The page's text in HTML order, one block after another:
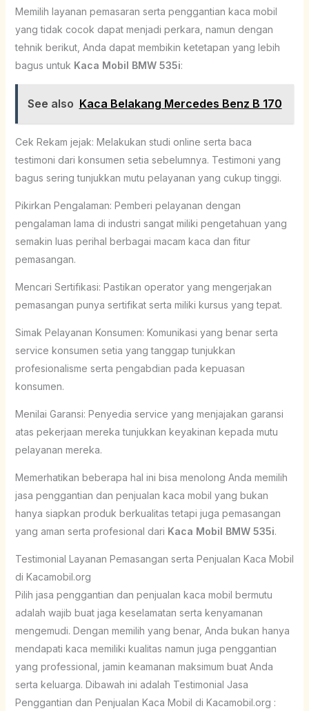
Memilih layanan pemasaran serta penggantian kaca mobil
yang tidak cocok dapat menjadi perkara, namun dengan
tehnik berikut, Anda dapat membikin ketetapan yang lebih
bagus untuk Kaca Mobil BMW 535i:
See also Kaca Belakang Mercedes Benz B 170
Cek Rekam jejak: Melakukan studi online serta baca
testimoni dari konsumen setia sebelumnya. Testimoni yang
bagus sering tunjukkan mutu pelayanan yang cukup tinggi.
Pikirkan Pengalaman: Pemberi pelayanan dengan
pengalaman lama di industri sangat miliki pengetahuan yang
semakin luas perihal berbagai macam kaca dan fitur
pemasangan.
Mencari Sertifikasi: Pastikan operator yang mengerjakan
pemasangan punya sertifikat serta miliki kursus yang tepat.
Simak Pelayanan Konsumen: Komunikasi yang benar serta
service konsumen setia yang tanggap tunjukkan
profesionalisme serta pengabdian pada kepuasan
konsumen.
Menilai Garansi: Penyedia service yang menjajakan garansi
atas pekerjaan mereka tunjukkan keyakinan kepada mutu
pelayanan mereka.
Memerhatikan beberapa hal ini bisa menolong Anda memilih
jasa penggantian dan penjualan kaca mobil yang bukan
hanya siapkan produk berkualitas tetapi juga pemasangan
yang aman serta profesional dari Kaca Mobil BMW 535i.
Testimonial Layanan Pemasangan serta Penjualan Kaca Mobil
di Kacamobil.org
Pilih jasa penggantian dan penjualan kaca mobil bermutu
adalah wajib buat jaga keselamatan serta kenyamanan
mengemudi. Dengan memilih yang benar, Anda bukan hanya
mendapati kaca memiliki kualitas namun juga penggantian
yang professional, jamin keamanan maksimum buat Anda
serta keluarga. Dibawah ini adalah Testimonial Jasa
Penggantian dan Penjualan Kaca Mobil di Kacamobil.org :